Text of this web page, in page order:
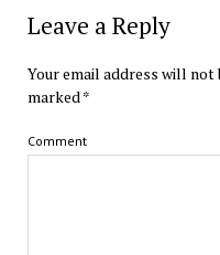
Leave a Reply
Your email address will not
marked*
Comment